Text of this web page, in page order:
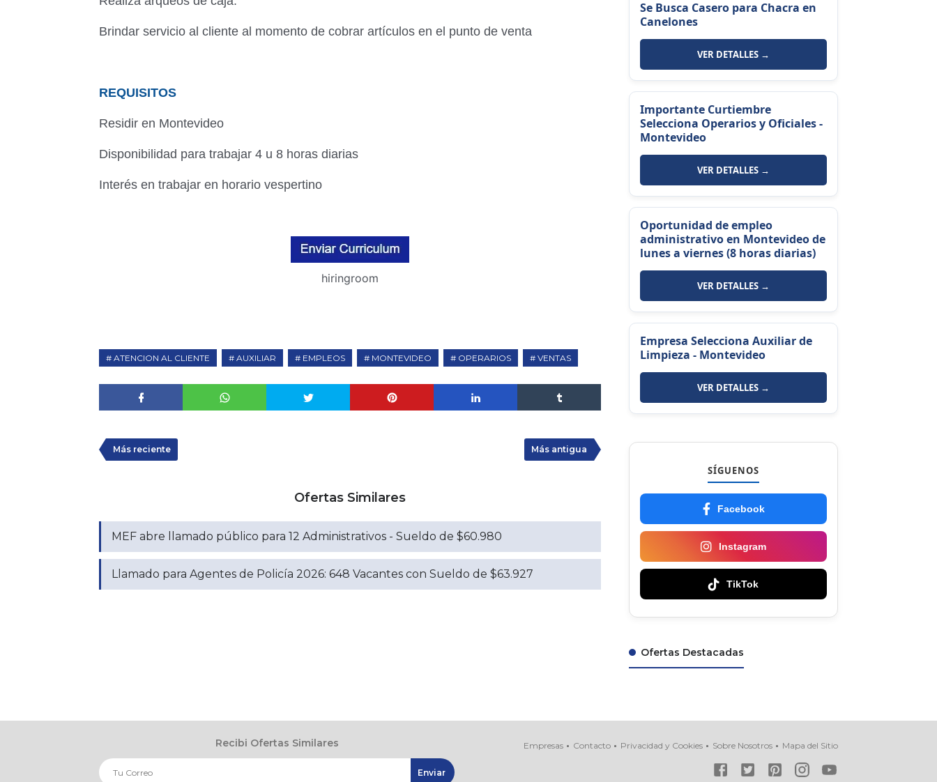
Brindar servicio al cliente al momento de cobrar artículos en el punto de venta
REQUISITOS
Residir en Montevideo
Disponibilidad para trabajar 4 u 8 horas diarias
Interés en trabajar en horario vespertino
hiringroom
ATENCION AL CLIENTE AUXILIAR EMPLEOS MONTEVIDEO OPERARIOS VENTAS
Más reciente Más antigua
Ofertas Similares
MEF abre llamado público para 12 Administrativos - Sueldo de $60.980
Llamado para Agentes de Policía 2026: 648 Vacantes con Sueldo de $63.927
Se Busca Casero para Chacra en
Canelones
VER DETALLES →
Importante Curtiembre
Selecciona Operarios y Oficiales -
Montevideo
VER DETALLES →
Oportunidad de empleo
administrativo en Montevideo de
lunes a viernes (8 horas diarias)
VER DETALLES →
Empresa Selecciona Auxiliar de
Limpieza - Montevideo
VER DETALLES →
SÍGUENOS
Facebook
Instagram
TikTok
Ofertas Destacadas
Recibi Ofertas Similares Empresas Contacto Privacidad y Cookies Sobre Nosotros Mapa del Sitio